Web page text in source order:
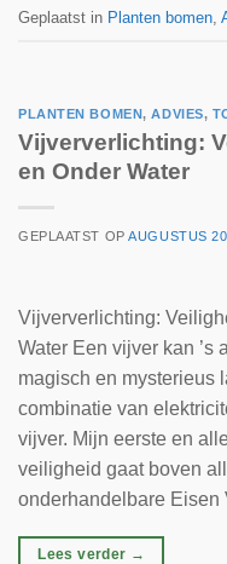
Geplaatst in Planten bomen,
PLANTEN BOMEN,ADVIES,
Vijververlichting:
en Onder Water
GEPLAATST OPAUGUSTUS
Vijververlichting:
Water Een vijver kan ’s
magisch en mysterieus
combinatie van
vijver. Mijn eerste en
veiligheid gaat boven
onderhandelbare
Lees verder →